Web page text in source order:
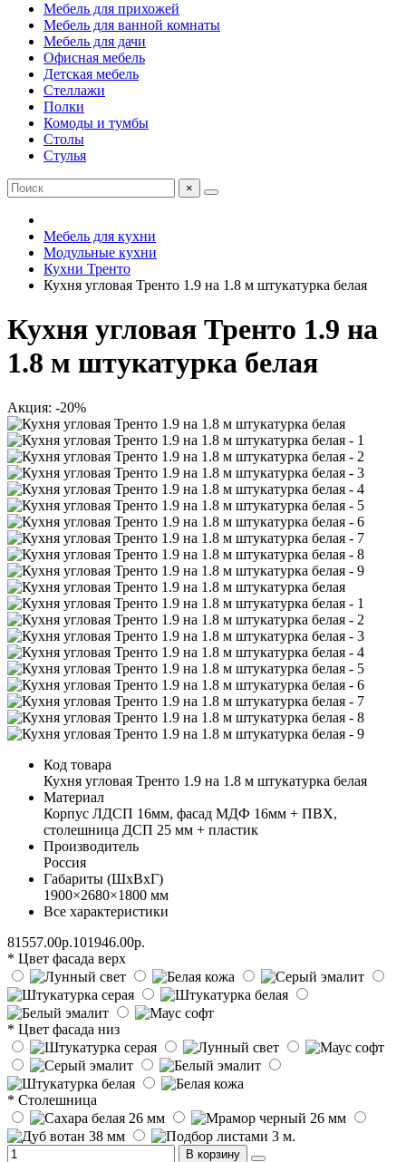
Мебель для прихожей
Мебель для ванной комнаты
Мебель для дачи
Офисная мебель
Детская мебель
Стеллажи
Полки
Комоды и тумбы
Столы
Стулья
×
Мебель для кухни
Модульные кухни
Кухни Тренто
Кухня угловая Тренто 1.9 на 1.8 м штукатурка белая
Кухня угловая Тренто 1.9 на
1.8 м штукатурка белая
Акция: -20%
Код товара
Кухня угловая Тренто 1.9 на 1.8 м штукатурка белая
Материал
Корпус ЛДСП 16мм, фасад МДФ 16мм + ПВХ,
столешница ДСП 25 мм + пластик
Производитель
Россия
Габариты (ШхВхГ)
1900×2680×1800 мм
Все характеристики
81557.00р.101946.00р.
* Цвет фасада верх
* Цвет фасада низ
* Столешница
В корзину